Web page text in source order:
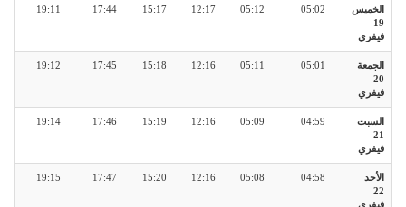
الخميس
19
فيفري
05:02
05:12
12:17
15:17
17:44
19:11
الجمعة
20
فيفري
05:01
05:11
12:16
15:18
17:45
19:12
السبت
21
فيفري
04:59
05:09
12:16
15:19
17:46
19:14
الأحد
22
فيفري
04:58
05:08
12:16
15:20
17:47
19:15